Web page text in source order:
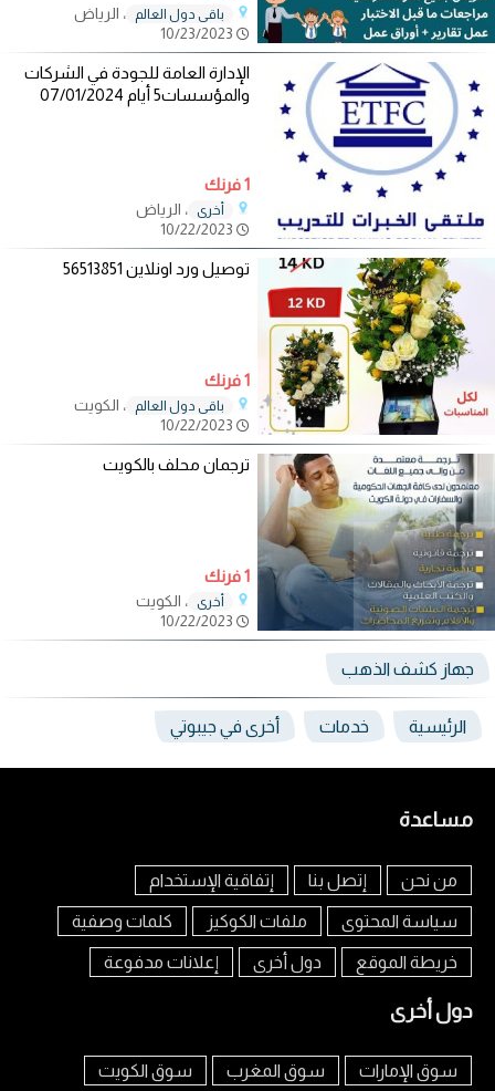
باقي دول العالم
، الرياض
الإدارة العامة للجودة في الشركات
والمؤسسات5 أيام 07/01/2024
1 فرنك
أخرى
، الرياض
توصيل ورد اونلاين 56513851
1 فرنك
باقي دول العالم
، الكويت
ترجمان محلف بالكويت
1 فرنك
أخرى
، الكويت
جهاز كشف الذهب
الرئيسية خدمات أخرى في جيبوتي
مساعدة
من نحن إتصل بنا إتفاقية الإستخدام
سياسة المحتوى ملفات الكوكيز كلمات وصفية
خريطة الموقع دول أخرى إعلانات مدفوعة
دول أخرى
سوق الإمارات سوق المغرب سوق الكويت